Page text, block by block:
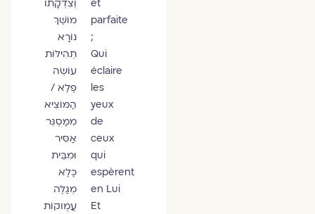
et
parfaite
Qui
éclaire
les
yeux
de
ceux
qui
espèrent
en Lui
Et
וְצִדְקָתוֹ
מוֹשֵׁךְ
נוֹרָא
תְהִילּוֹת
עוֹשֵׂה
פֶלֶא /
הַמּוֹצִיא
מִמַּסְגֵּר
אַסִּיר
וּמִבֵּית
כֶּלֶא
מְגַלֶּה
עֲמֻוקוֹת